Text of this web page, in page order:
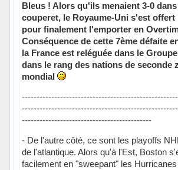
Bleus ! Alors qu'ils menaient 3-0
couperet, le Royaume-Uni s'est offert
pour finalement l'emporter en
Conséquence de cette 7ème défaite
la France est reléguée dans le
dans le rang des nations de seconde
mondial
--------------------------------------------
- De l'autre côté, ce sont les playoffs
de l'atlantique. Alors qu'à l'Est, Boston
facilement en "sweepant" les